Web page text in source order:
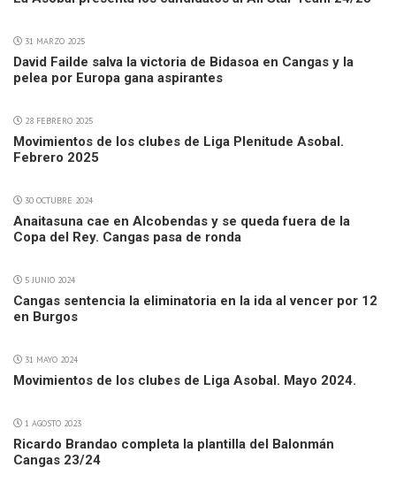
31 MARZO 2025
David Failde salva la victoria de Bidasoa en Cangas y la
pelea por Europa gana aspirantes
28 FEBRERO 2025
Movimientos de los clubes de Liga Plenitude Asobal.
Febrero 2025
30 OCTUBRE 2024
Anaitasuna cae en Alcobendas y se queda fuera de la
Copa del Rey. Cangas pasa de ronda
5 JUNIO 2024
Cangas sentencia la eliminatoria en la ida al vencer por 12
en Burgos
31 MAYO 2024
Movimientos de los clubes de Liga Asobal. Mayo 2024.
1 AGOSTO 2023
Ricardo Brandao completa la plantilla del Balonmán
Cangas 23/24